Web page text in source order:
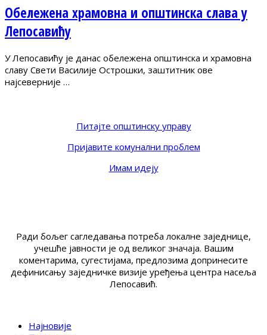
Обележена храмовна и општинска слава у
Лепосавићу
У Лепосавићу је данас обележена општинска и храмовна
славу Свети Василије Острошки, заштитник ове
најсеверније …
Питајте општинску управу
Пријавите комунални проблем
Имам идеју
Ради бољег сагледавања потреба локалне заједнице,
учешће јавности је од великог значаја. Вашим
коментарима, сугестијама, предлозима допринесите
дефинисању заједничке визије уређења центра насеља
Лепосавић.
Најновије